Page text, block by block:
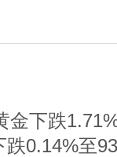
金下跌
跌0.14%至